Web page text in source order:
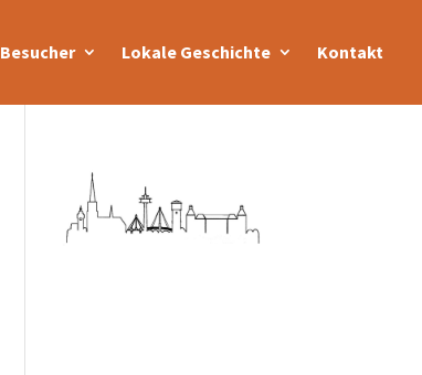
Besucher Lokale Geschichte Kontakt